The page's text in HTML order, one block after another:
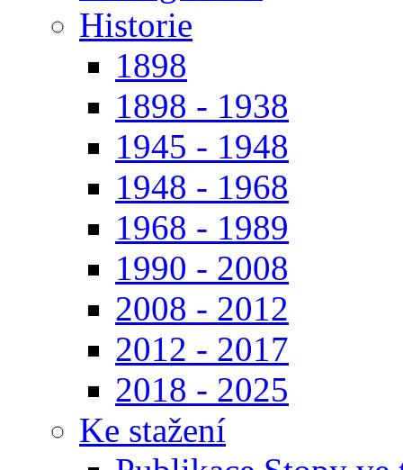
Historie
1898
1898 - 1938
1945 - 1948
1948 - 1968
1968 - 1989
1990 - 2008
2008 - 2012
2012 - 2017
2018 - 2025
Ke stažení